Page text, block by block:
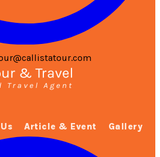
Article & Event Gallery